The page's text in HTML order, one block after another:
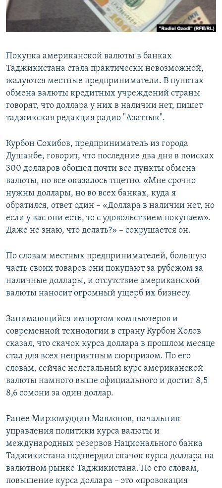
Покупка американской валюты в банках
Таджикистана стала практически невозможной,
жалуются местные предприниматели. В пунктах
обмена валюты кредитных учреждений страны
говорят, что доллара у них в наличии нет, пишет
таджикская редакция радио "Азаттык".
Курбон Сохибов, предприниматель из города
Душанбе, говорит, что последние два дня в поисках
300 долларов обошел почти все пункты обмена
валюты, но все оказалось тщетно. «Мне срочно
нужны доллары, но во всех банках, куда я
обратился, ответ один – «Доллара в наличии нет, но
если у вас они есть, то с удовольствием покупаем».
Даже не знаю, что делать?» – сокрушается он.
По словам местных предпринимателей, большую
часть своих товаров они покупают за рубежом за
наличные доллары, и отсутствие американской
валюты наносит огромный ущерб их бизнесу.
Занимающийся импортом компьютеров и
современной технологии в страну Курбон Холов
сказал, что скачок курса доллара в прошлом месяце
стал для всех неприятным сюрпризом. По его
словам, сейчас нелегальный курс американской
валюты намного выше официального и достиг 8,5
8,6 сомони за один доллар.
Ранее Мирзомуддин Мавлонов, начальник
управления политики курса валюты и
международных резервов Национального банка
Таджикистана подтвердил скачок курса доллара на
валютном рынке Таджикистана. По его словам,
повышение курса доллара – это «провокация